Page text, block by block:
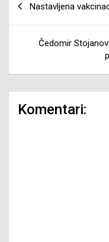
članaka
Nastavljena
Čedomir
Komentari: